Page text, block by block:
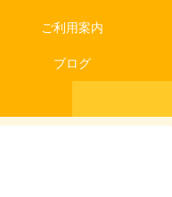
ご利用案内
ブログ